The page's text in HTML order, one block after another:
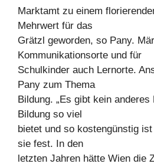
Marktamt zu einem
Mehrwert für das
Grätzl geworden, so Pany.
Kommunikationsorte und für
Schulkinder auch Lernorte.
Pany zum Thema
Bildung. „Es gibt kein
Bildung so viel
bietet und so kostengünstig
sie fest. In den
letzten Jahren hätte Wien die